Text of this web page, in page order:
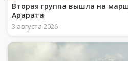
Вторая группа вышла на
Арарата
3 августа 2026